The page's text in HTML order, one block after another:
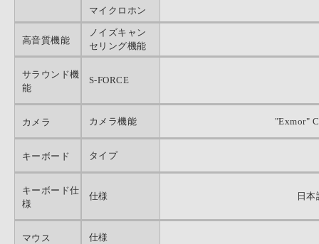
マイクロホン
高音質機能
ノイズキャン
セリング機能
サラウンド機
能
S-FORCE
カメラ カメラ機能 "Exmor"
キーボード タイプ
キーボード仕
様
仕様 日
マウス 仕様